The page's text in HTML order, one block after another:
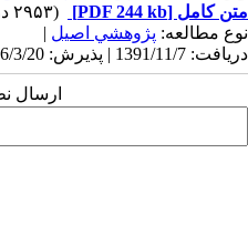
متن کامل [PDF 244 kb]
(۲۹۵۳ دریافت)
نوع مطالعه: پژوهشي اصیل |
دریافت: 1391/11/7 | پذیرش: 1396/3/20 | انتشار: 1396/3/20
ارسال